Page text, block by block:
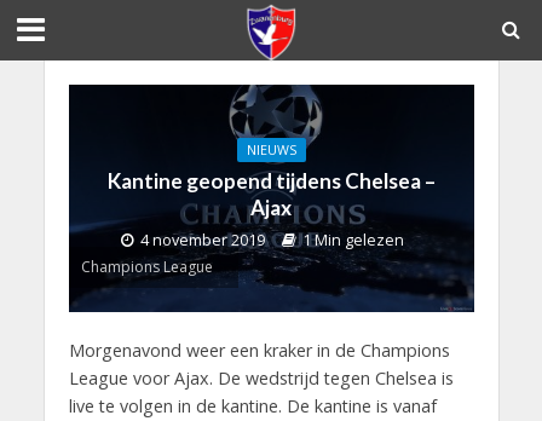
NIEUWS
Kantine geopend tijdens Chelsea –
Ajax
4 november 2019
1 Min gelezen
Champions League
Morgenavond weer een kraker in de Champions
League voor Ajax. De wedstrijd tegen Chelsea is
live te volgen in de kantine. De kantine is vanaf